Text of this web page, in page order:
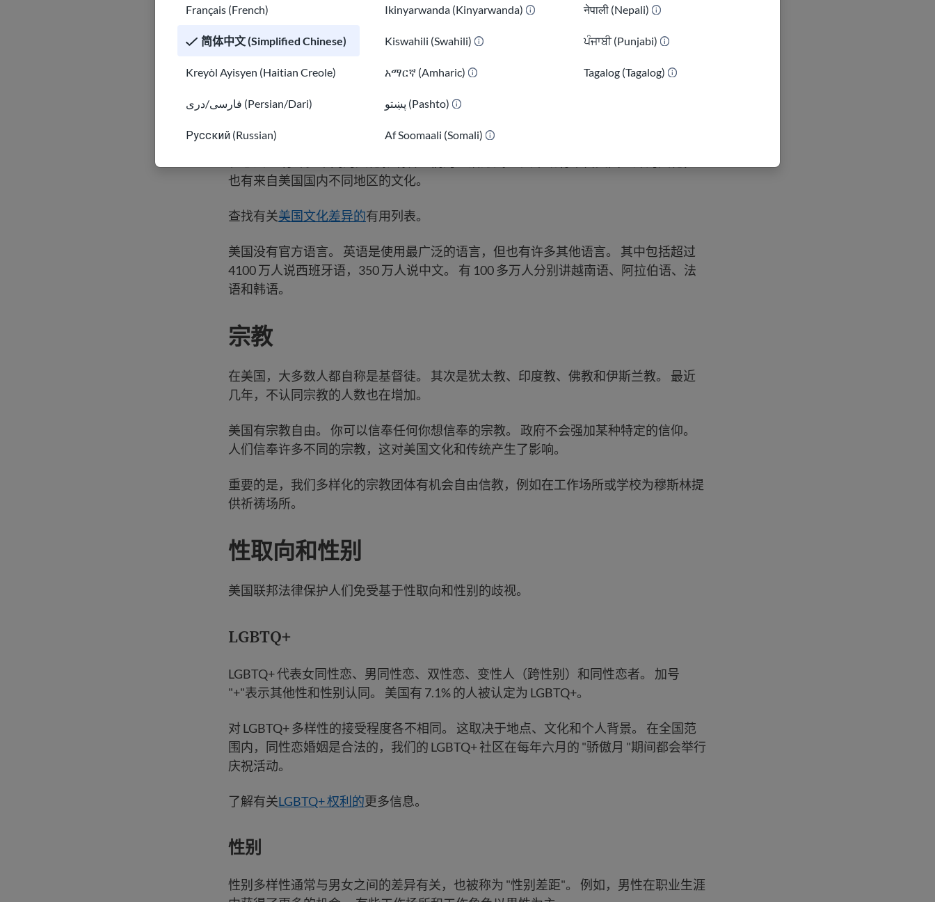
Français (French)
简体中文 (Simplified Chinese)
Kreyòl Ayisyen (Haitian Creole)
فارسی/دری (Persian/Dari)
Русский (Russian)
Ikinyarwanda (Kinyarwanda)
Kiswahili (Swahili)
አማርኛ (Amharic)
پښتو (Pashto)
Af Soomaali (Somali)
नेपाली (Nepali)
ਪੰਜਾਬੀ (Punjabi)
Tagalog (Tagalog)
文化
同的文化和语言。 墨西哥人、中文、印度人和菲律宾人是人数最多的群体。
许多美国人有着相似的生活方式和普遍 价值观。 但是，并不是每个人都有同样的行为
也有来自美国国内不同地区的文化。
查找有关美国文化差异的有用列表。
美国没有官方语言。 英语是使用最广泛的语言，但也有许多其他语言。 其中包括超过
4100 万人说西班牙语，350 万人说中文。 有 100 多万人分别讲越南语、阿拉伯语、法
语和韩语。
宗教
在美国，大多数人都自称是基督徒。 其次是犹太教、印度教、佛教和伊斯兰教。 最近
几年，不认同宗教的人数也在增加。
美国有宗教自由。 你可以信奉任何你想信奉的宗教。 政府不会强加某种特定的信仰。
人们信奉许多不同的宗教，这对美国文化和传统产生了影响。
重要的是，我们多样化的宗教团体有机会自由信教，例如在工作场所或学校为穆斯林提
供祈祷场所。
性取向和性别
美国联邦法律保护人们免受基于性取向和性别的歧视。
LGBTQ+
LGBTQ+ 代表女同性恋、男同性恋、双性恋、变性人（跨性别）和同性恋者。 加号
"+"表示其他性和性别认同。 美国有 7.1% 的人被认定为 LGBTQ+。
对 LGBTQ+ 多样性的接受程度各不相同。 这取决于地点、文化和个人背景。 在全国范
围内，同性恋婚姻是合法的，我们的 LGBTQ+ 社区在每年六月的 "骄傲月 "期间都会举行
庆祝活动。
了解有关LGBTQ+ 权利的更多信息。
性别
性别多样性通常与男女之间的差异有关，也被称为 "性别差距"。 例如，男性在职业生涯